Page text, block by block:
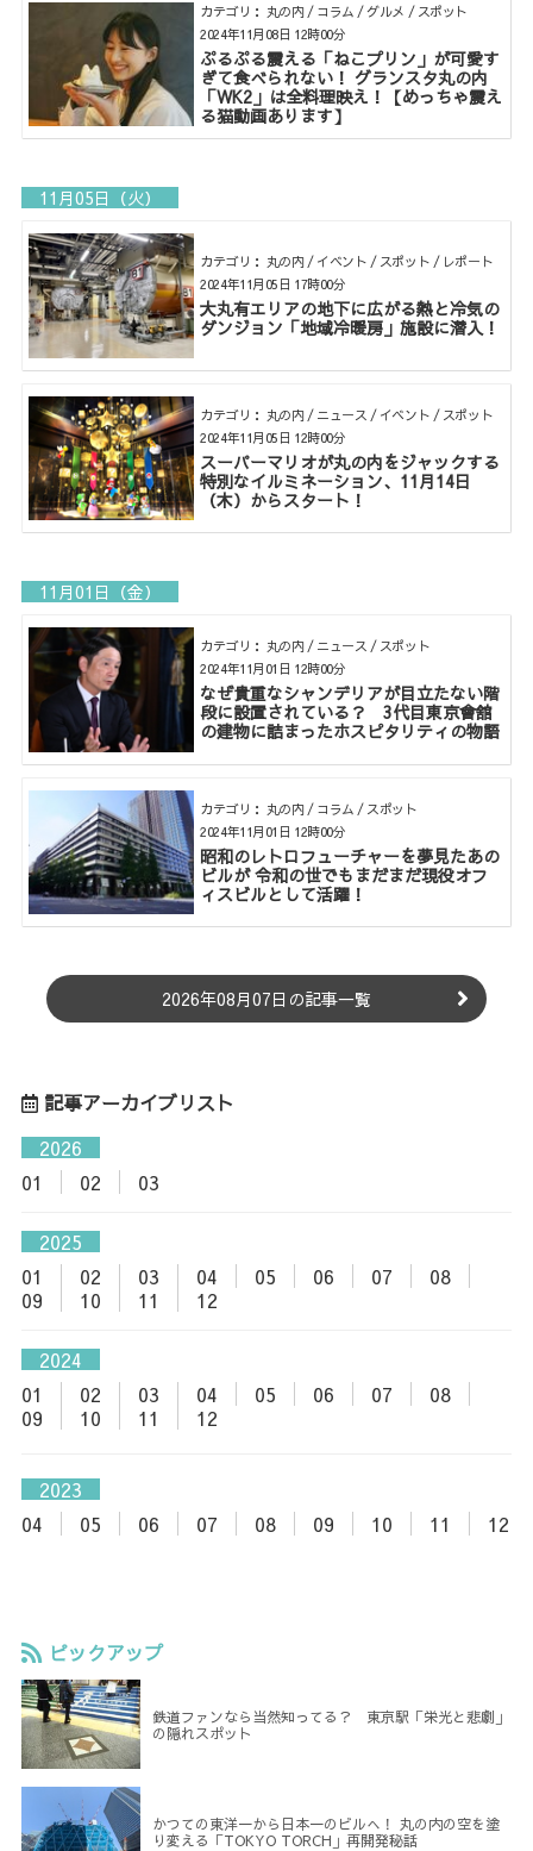
カテゴリ： 丸の内 / コラム / グルメ / スポット
ぷるぷる震える「ねこプリン」が可愛す
ぎて食べられない！ グランスタ丸の内
「WK2」は全料理映え！【めっちゃ震え
る猫動画あります】
2024年11月08日 12時00分
11月05日（火）
カテゴリ： 丸の内 / イベント / スポット / レポート
大丸有エリアの地下に広がる熱と冷気の
ダンジョン「地域冷暖房」施設に潜入！
2024年11月05日 17時00分
カテゴリ： 丸の内 / ニュース / イベント / スポット
スーパーマリオが丸の内をジャックする
特別なイルミネーション、11月14日
（木）からスタート！
2024年11月05日 12時00分
11月01日（金）
カテゴリ： 丸の内 / ニュース / スポット
なぜ貴重なシャンデリアが目立たない階
段に設置されている？ 3代目東京會舘
の建物に詰まったホスピタリティの物語
2024年11月01日 12時00分
カテゴリ： 丸の内 / コラム / スポット
昭和のレトロフューチャーを夢見たあの
ビルが 令和の世でもまだまだ現役オフ
ィスビルとして活躍！
2024年11月01日 12時00分
2026年08月07日の記事一覧
記事アーカイブリスト
2026
01
02 03
2025
01
02 03 04 05 06 07
08
09
10 11 12
2024
01
02 03 04 05 06 07
08
09
10 11 12
2023
04
05 06 07 08 09 10 11 12
ピックアップ
鉄道ファンなら当然知ってる？ 東京駅「栄光と悲劇」
の隠れスポット
かつての東洋一から日本一のビルへ！ 丸の内の空を塗
り変える「TOKYO TORCH」再開発秘話